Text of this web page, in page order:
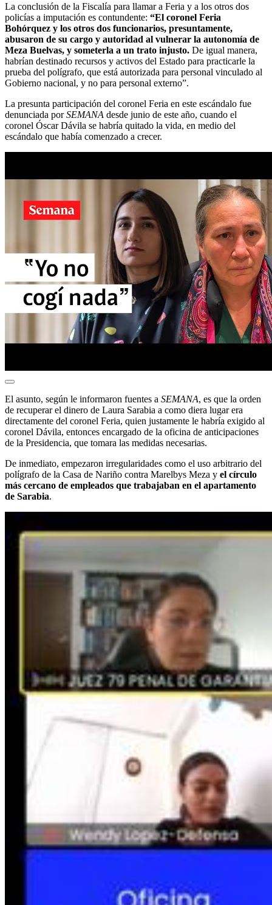
La conclusión de la Fiscalía para llamar a Feria y a los otros dos
policías a imputación es contundente: “El coronel Feria
Bohórquez y los otros dos funcionarios, presuntamente,
abusaron de su cargo y autoridad al vulnerar la autonomía de
Meza Buelvas, y someterla a un trato injusto. De igual manera,
habrían destinado recursos y activos del Estado para practicarle la
prueba del polígrafo, que está autorizada para personal vinculado al
Gobierno nacional, y no para personal externo”.
La presunta participación del coronel Feria en este escándalo fue
denunciada porSEMANA desde junio de este año, cuando el
coronel Óscar Dávila se habría quitado la vida, en medio del
escándalo que había comenzado a crecer.
El asunto, según le informaron fuentes a SEMANA, es que la orden
de recuperar el dinero de Laura Sarabia a como diera lugar era
directamente del coronel Feria, quien justamente le habría exigido al
coronel Dávila, entonces encargado de la oficina de anticipaciones
de la Presidencia, que tomara las medidas necesarias.
De inmediato, empezaron irregularidades como el uso arbitrario del
polígrafo de la Casa de Nariño contra Marelbys Meza y el círculo
más cercano de empleados que trabajaban en el apartamento
de Sarabia.